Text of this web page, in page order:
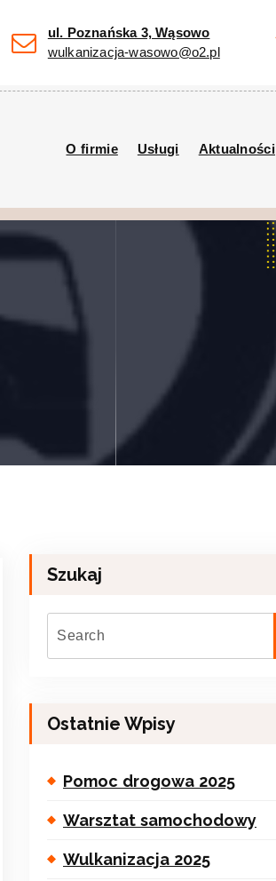
ul. Poznańska 3, Wąsowo
wulkanizacja-wasowo@o2.pl
O firmie Usługi Aktualności
Szukaj
Ostatnie Wpisy
Pomoc drogowa 2025
Warsztat samochodowy
Wulkanizacja 2025